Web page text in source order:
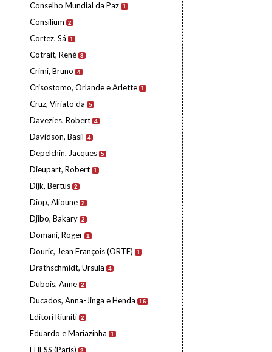
Conselho Mundial da Paz 1
Consilium 2
Cortez, Sá 1
Cotrait, René 3
Crimi, Bruno 4
Crisostomo, Orlande e Arlette 1
Cruz, Viriato da 5
Davezies, Robert 4
Davidson, Basil 4
Depelchin, Jacques 5
Dieupart, Robert 1
Dijk, Bertus 2
Diop, Alioune 2
Djibo, Bakary 2
Domani, Roger 1
Douric, Jean François (ORTF) 1
Drathschmidt, Ursula 4
Dubois, Anne 2
Ducados, Anna-Jinga e Henda 16
Editori Riuniti 2
Eduardo e Mariazinha 1
EHESS (Paris) 2